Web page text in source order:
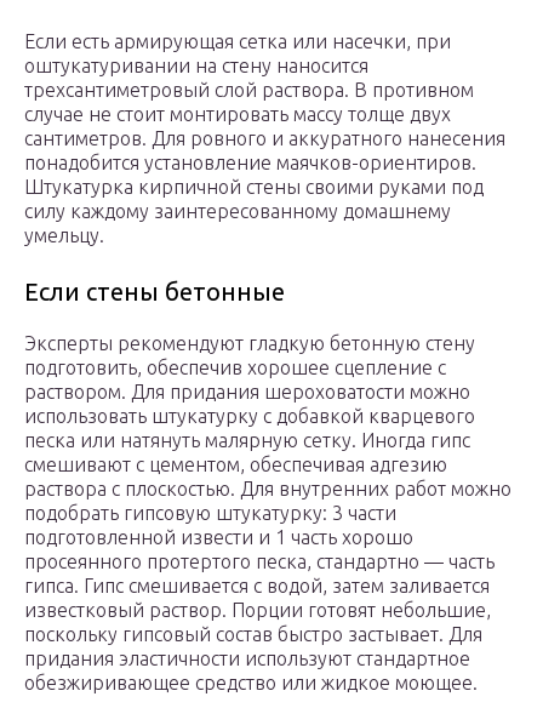
Если есть армирующая сетка или насечки, при
оштукатуривании на стену наносится
трехсантиметровый слой раствора. В противном
случае не стоит монтировать массу толще двух
сантиметров. Для ровного и аккуратного нанесения
понадобится установление маячков-ориентиров.
Штукатурка кирпичной стены своими руками под
силу каждому заинтересованному домашнему
умельцу.
Если стены бетонные
Эксперты рекомендуют гладкую бетонную стену
подготовить, обеспечив хорошее сцепление с
раствором. Для придания шероховатости можно
использовать штукатурку с добавкой кварцевого
песка или натянуть малярную сетку. Иногда гипс
смешивают с цементом, обеспечивая адгезию
раствора с плоскостью. Для внутренних работ можно
подобрать гипсовую штукатурку: 3 части
подготовленной извести и 1 часть хорошо
просеянного протертого песка, стандартно — часть
гипса. Гипс смешивается с водой, затем заливается
известковый раствор. Порции готовят небольшие,
поскольку гипсовый состав быстро застывает. Для
придания эластичности используют стандартное
обезжиривающее средство или жидкое моющее.